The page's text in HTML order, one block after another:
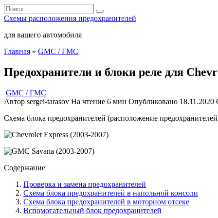
Перейти
к
содержанию
Search
for:
Схемы расположения предохранителей
для вашего автомобиля
Главная » GMC / ГМС
Предохранители и блоки реле для
GMC / ГМС
Автор sergei-tarasov На чтение 6 мин Опубликовано 18.11.2020
Схема блока предохранителей (расположение
Содержание
Проверка и замена предохранителей
Схема блока предохранителей в напольной консоли
Схема блока предохранителей в моторном отсеке
Вспомогательный блок предохранителей